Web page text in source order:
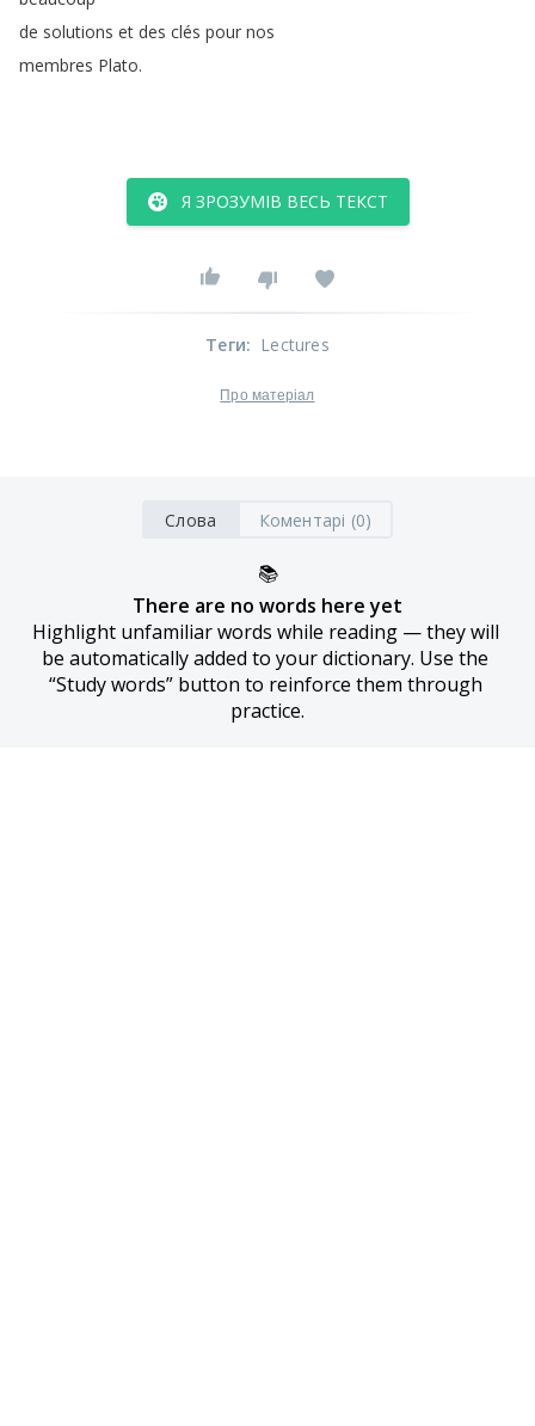
de solutions et des clés pour nos
membres Plato.
Я ЗРОЗУМІВ ВЕСЬ ТЕКСТ
Теги: Lectures
Про матеріал
Слова Коментарі (0)
📚
There are no words here yet
Highlight unfamiliar words while reading — they will
be automatically added to your dictionary. Use the
“Study words” button to reinforce them through
practice.